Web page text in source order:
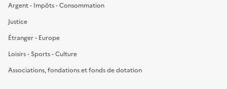
Argent - Impôts - Consommation
Justice
Étranger - Europe
Loisirs - Sports - Culture
Associations, fondations et fonds de dotation